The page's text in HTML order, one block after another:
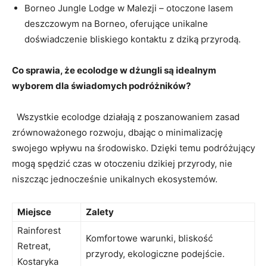
Borneo Jungle Lodge w Malezji – otoczone lasem
deszczowym na Borneo, oferujące⁢ unikalne
doświadczenie bliskiego kontaktu z dziką przyrodą.
Co sprawia, że ecolodge⁢ w dżungli są idealnym
wyborem dla świadomych podróżników?
‍ ​ Wszystkie ecolodge działają z‍ poszanowaniem zasad
zrównoważonego rozwoju, dbając ⁤o minimalizację⁢
swojego wpływu na środowisko. Dzięki temu podróżujący
mogą spędzić czas w otoczeniu ⁤dzikiej przyrody, ⁤nie
niszcząc jednocześnie unikalnych ekosystemów.
Miejsce
Zalety
Rainforest
Retreat,
Kostaryka
Komfortowe warunki, bliskość
przyrody, ekologiczne podejście.